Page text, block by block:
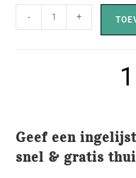
- +
Geef een
snel & gratis